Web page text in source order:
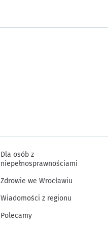
Dla osób z
niepełnosprawnościami
Zdrowie we Wrocławiu
Wiadomości z regionu
Polecamy